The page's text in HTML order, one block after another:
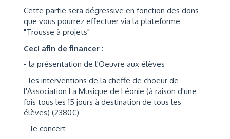
Cette partie sera dégressive en fonction des dons
que vous pourrez effectuer via la plateforme
"Trousse à projets"
Ceci afin de financer :
- la présentation de l'Oeuvre aux élèves
- les interventions de la cheffe de choeur de
l'Association La Musique de Léonie (à raison d'une
fois tous les 15 jours à destination de tous les
élèves) (2380€)
- le concert